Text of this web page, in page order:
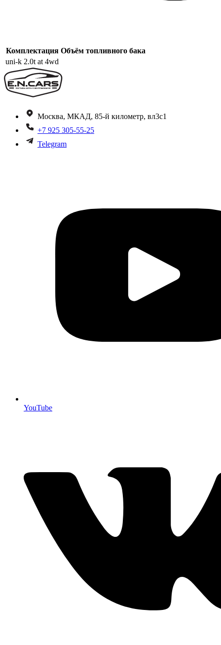
Комплектация Объём топливного бака
uni-k 2.0t at 4wd
Москва, МКАД, 85-й километр, вл3с1
+7 925 305-55-25
Telegram
YouTube